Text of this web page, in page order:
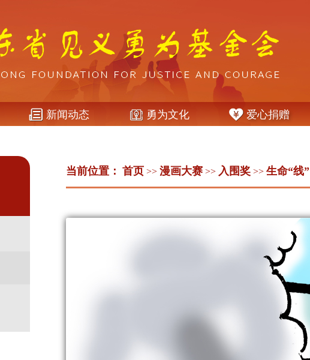
新闻动态 勇为文化 爱心捐赠
当前位置： 首页 >> 漫画大赛 >> 入围奖 >> 生命“线”